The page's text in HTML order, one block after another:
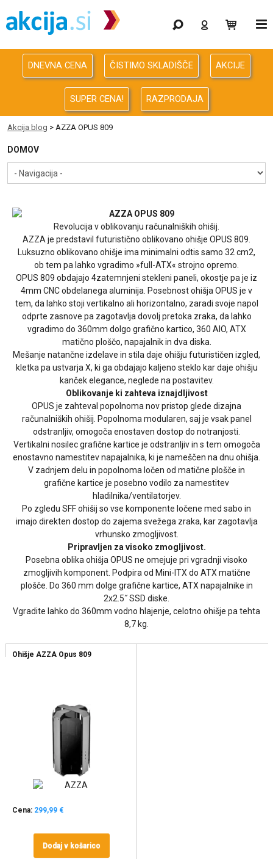
Gaming
Odprodaja
Računalništvo
Računalništvo za podjetja
Avdio Video Foto
Energija
Oprema za pisarno in dom
Telefonija
DNEVNA CENA ČISTIMO SKLADIŠČE AKCIJE
SUPER CENA! RAZPRODAJA
Akcija blog > AZZA OPUS 809
DOMOV
AZZA OPUS 809
Revolucija v oblikovanju računalniških ohišij.
AZZA je predstavil futuristično oblikovano ohišje OPUS 809.
Luksuzno oblikovano ohišje ima minimalni odtis samo 32 cm2,
ob tem pa lahko vgradimo »full-ATX« strojno opremo.
OPUS 809 obdajajo 4zatemnjeni stekleni paneli, okostje pa je iz
4mm CNC obdelanega aluminija. Posebnost ohišja OPUS je v
tem, da lahko stoji vertikalno ali horizontalno, zaradi svoje napol
odprte zasnove pa zagotavlja dovolj pretoka zraka, da lahko
vgradimo do 360mm dolgo grafično kartico, 360 AIO, ATX
matično ploščo, napajalnik in dva diska.
Mešanje natančne izdelave in stila daje ohišju futurističen izgled,
kletka pa ustvarja X, ki ga obdajajo kaljeno steklo kar daje ohišju
kanček elegance, neglede na postavitev.
Oblikovanje ki zahteva iznajdljivost
OPUS je zahteval popolnoma nov pristop glede dizajna
računalniških ohišij. Popolnoma modularen, saj je vsak panel
odstranljiv, omogoča enostaven dostop do notranjosti.
Vertikalni nosilec grafične kartice je odstranljiv in s tem omogoča
enostavno namestitev napajalnika, ki je nameščen na dnu ohišja.
V zadnjem delu in popolnoma ločen od matične plošče in
grafične kartice je posebno vodilo za namestitev
hladilnika/ventilatorjev.
Po zgledu SFF ohišij so vse komponente ločene med sabo in
imajo direkten dostop do zajema svežega zraka, kar zagotavlja
vrhunsko zmogljivost.
Pripravljen za visoko zmogljivost.
Posebna oblika ohišja OPUS ne omejuje pri vgradnji visoko
zmogljivih komponent. Podpira od Mini-ITX do ATX matične
plošče. Do 360 mm dolge grafične kartice, ATX napajalnike in
2x2.5˝ SSD diske.
Vgradite lahko do 360mm vodno hlajenje, celotno ohišje pa tehta
8,7 kg.
Ohišje AZZA Opus 809
Cena: 299,99 €
Dodaj v košarico